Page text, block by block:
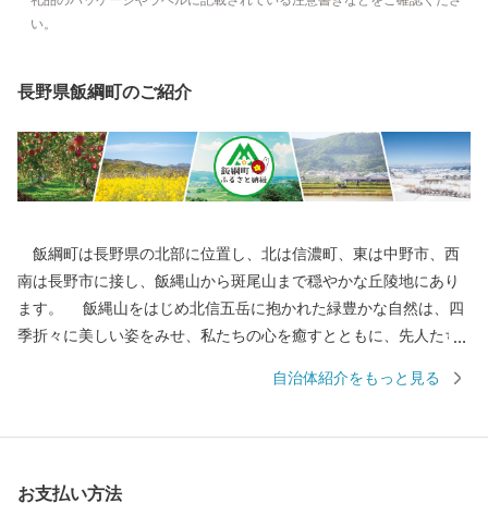
い。
長野県飯綱町のご紹介
飯綱町は長野県の北部に位置し、北は信濃町、東は中野市、西
南は長野市に接し、飯縄山から斑尾山まで穏やかな丘陵地にあり
ます。 飯縄山をはじめ北信五岳に抱かれた緑豊かな自然は、四
季折々に美しい姿をみせ、私たちの心を癒すとともに、先人たち
私たちの生活すべての基盤となっています。 その豊かな自然と
ど果樹の一大産地として発展してきました。 大自然に囲まれ四
自治体紹介をもっと見る
お支払い方法